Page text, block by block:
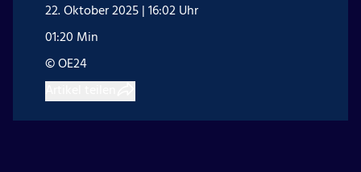
22. Oktober 2025 | 16:02 Uhr
01:20 Min
© OE24